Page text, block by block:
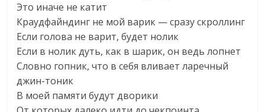
Это иначе не катит
Краудфайндинг не мой варик — сразу скроллинг
Если голова не варит, будет нолик
Если в нолик дуть, как в шарик, он ведь лопнет
Словно гопник, что в себя вливает ларечный
джин-тоник
В моей памяти будут дворики